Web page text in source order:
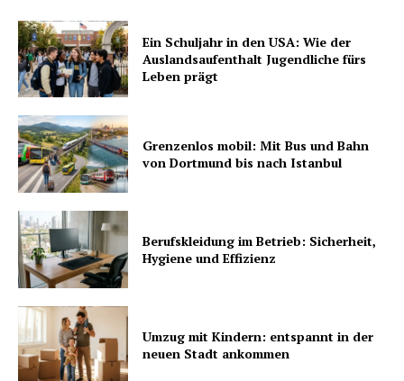
Ein Schuljahr in den USA: Wie der
Auslandsaufenthalt Jugendliche fürs
Leben prägt
Grenzenlos mobil: Mit Bus und Bahn
von Dortmund bis nach Istanbul
Berufskleidung im Betrieb: Sicherheit,
Hygiene und Effizienz
Umzug mit Kindern: entspannt in der
neuen Stadt ankommen